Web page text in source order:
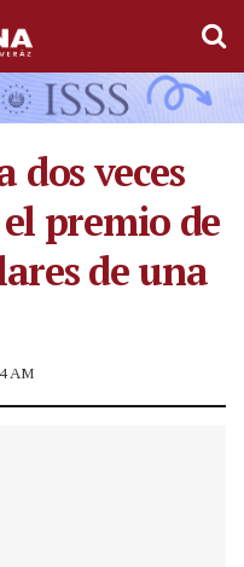
dos veces
premio de
de una
AM